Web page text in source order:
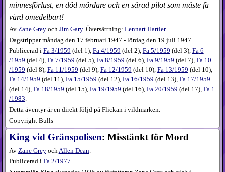
minnesförlust, en död mördare och en sårad pilot som måste få
vård omedelbart!
Av Zane Greyoch Jim Gary. Översättning: Lennart Hartler.
Dagstrippar måndag den 17 februari 1947 - lördag den 19 juli 1947.
Publicerad i Fa3​/1959 (del 1), Fa4​/1959 (del 2), Fa5​/1959 (del 3), Fa6​
/1959 (del 4), Fa7​/1959 (del 5), Fa8​/1959 (del 6), Fa9​/1959 (del 7), Fa10​
/1959 (del 8), Fa11​/1959 (del 9), Fa12​/1959 (del 10), Fa13​/1959 (del 10),
Fa14​/1959 (del 11), Fa15​/1959 (del 12), Fa16​/1959 (del 13), Fa17​/1959
(del 14), Fa18​/1959 (del 15), Fa19​/1959 (del 16), Fa20​/1959 (del 17), Fa1​
/1983.
Detta äventyr är en direkt följd på Flickan i vildmarken.
Copyright Bulls
King vid Gränspolisen: Misstänkt för Mord
Av Zane Greyoch Allen Dean
Publicerad i Fa2​/1977.